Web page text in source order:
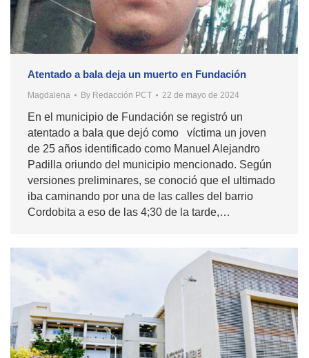
Atentado a bala deja un muerto en Fundación
Magdalena By Redacción PCT 22 de mayo de 2024
En el municipio de Fundación se registró un
atentado a bala que dejó como víctima un joven
de 25 años identificado como Manuel Alejandro
Padilla oriundo del municipio mencionado. Según
versiones preliminares, se conoció que el ultimado
iba caminando por una de las calles del barrio
Cordobita a eso de las 4;30 de la tarde,…